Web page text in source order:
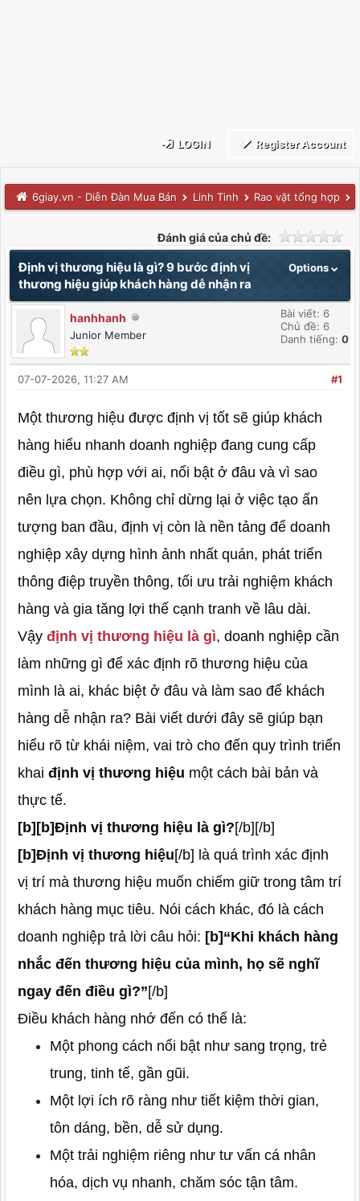
LOGIN Register Account
6giay.vn - Diễn Đàn Mua Bán Linh Tinh Rao vặt tổng hợp
Đánh giá của chủ đề:
Options
Định vị thương hiệu là gì? 9 bước định vị
thương hiệu giúp khách hàng dễ nhận ra
hanhhanh
Junior Member
Bài viết: 6
Chủ đề: 6
Danh tiếng: 0
#1
07-07-2026, 11:27 AM
Một thương hiệu được định vị tốt sẽ giúp khách
hàng hiểu nhanh doanh nghiệp đang cung cấp
điều gì, phù hợp với ai, nổi bật ở đâu và vì sao
nên lựa chọn. Không chỉ dừng lại ở việc tạo ấn
tượng ban đầu, định vị còn là nền tảng để doanh
nghiệp xây dựng hình ảnh nhất quán, phát triển
thông điệp truyền thông, tối ưu trải nghiệm khách
hàng và gia tăng lợi thế cạnh tranh về lâu dài.
Vậy định vị thương hiệu là gì, doanh nghiệp cần
làm những gì để xác định rõ thương hiệu của
mình là ai, khác biệt ở đâu và làm sao để khách
hàng dễ nhận ra? Bài viết dưới đây sẽ giúp bạn
hiểu rõ từ khái niệm, vai trò cho đến quy trình triển
khai định vị thương hiệu một cách bài bản và
thực tế.
[b][b]Định vị thương hiệu là gì?[/b][/b]
[b]Định vị thương hiệu[/b] là quá trình xác định
vị trí mà thương hiệu muốn chiếm giữ trong tâm trí
khách hàng mục tiêu. Nói cách khác, đó là cách
doanh nghiệp trả lời câu hỏi: [b]“Khi khách hàng
nhắc đến thương hiệu của mình, họ sẽ nghĩ
ngay đến điều gì?”[/b]
Điều khách hàng nhớ đến có thể là:
Một phong cách nổi bật như sang trọng, trẻ
trung, tinh tế, gần gũi.
Một lợi ích rõ ràng như tiết kiệm thời gian,
tôn dáng, bền, dễ sử dụng.
Một trải nghiệm riêng như tư vấn cá nhân
hóa, dịch vụ nhanh, chăm sóc tận tâm.